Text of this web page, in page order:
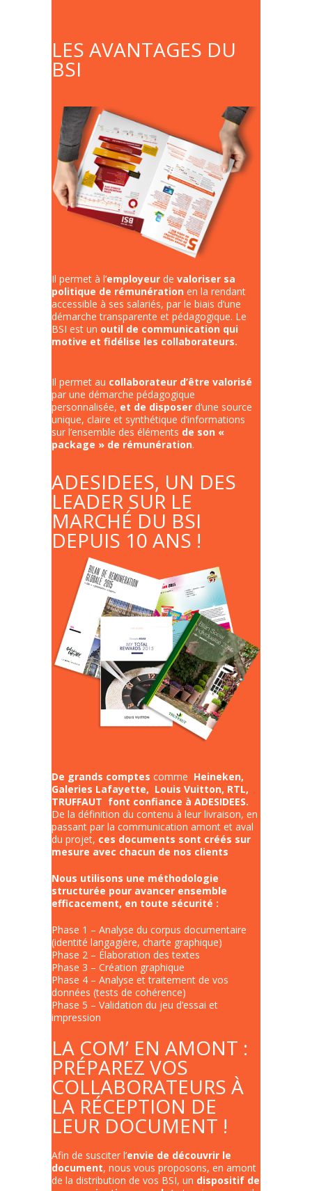
LES AVANTAGES DU
BSI
Il permet à l’employeur de valoriser sa
politique de rémunération en la rendant
accessible à ses salariés, par le biais d’une
démarche transparente et pédagogique. Le
BSI est un outil de communication qui
motive et fidélise les collaborateurs.
Il permet au collaborateur d’être valorisé
par une démarche pédagogique
personnalisée, et de disposer d’une source
unique, claire et synthétique d’informations
sur l’ensemble des éléments de son «
package » de rémunération.
ADESIDEES, UN DES
LEADER SUR LE
MARCHÉ DU BSI
DEPUIS 10 ANS !
De grands comptes comme Heineken,
Galeries Lafayette, Louis Vuitton, RTL,
TRUFFAUT font confiance à ADESIDEES.
De la définition du contenu à leur livraison, en
passant par la communication amont et aval
du projet, ces documents sont créés sur
mesure avec chacun de nos clients
Nous utilisons une méthodologie
structurée pour avancer ensemble
efficacement, en toute sécurité :
Phase 1 – Analyse du corpus documentaire
(identité langagière, charte graphique)
Phase 2 – Élaboration des textes
Phase 3 – Création graphique
Phase 4 – Analyse et traitement de vos
données (tests de cohérence)
Phase 5 – Validation du jeu d’essai et
impression
LA COM’ EN AMONT :
PRÉPAREZ VOS
COLLABORATEURS À
LA RÉCEPTION DE
LEUR DOCUMENT !
Afin de susciter l’envie de découvrir le
document, nous vous proposons, en amont
de la distribution de vos BSI, un dispositif de